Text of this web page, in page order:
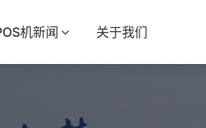
机新闻 关于我们